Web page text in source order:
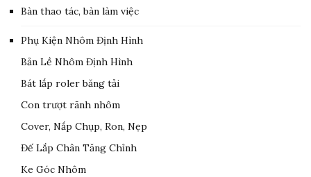
Bàn thao tác, bàn làm việc
Phụ Kiện Nhôm Định Hình
Bản Lề Nhôm Định Hình
Bát lắp roler băng tải
Con trượt rãnh nhôm
Cover, Nắp Chụp, Ron, Nẹp
Đế Lắp Chân Tăng Chỉnh
Ke Góc Nhôm